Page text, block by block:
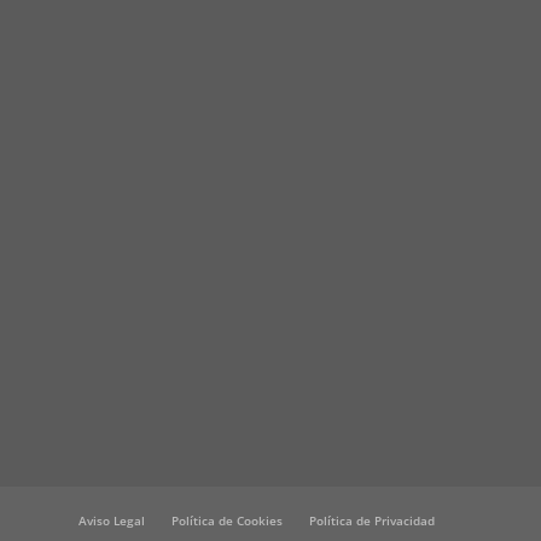
Aviso Legal Política de Cookies Política de Privacidad